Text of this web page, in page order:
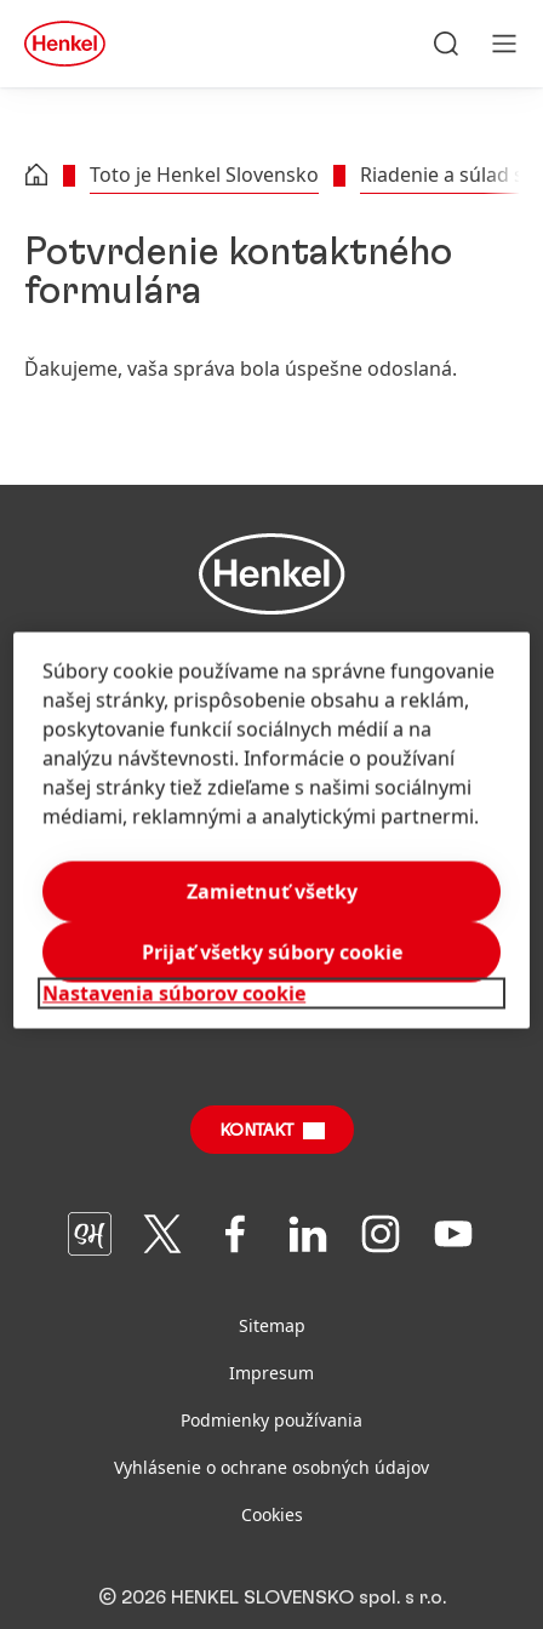
Skip to footer
quick
search
Toto je Henkel Slovensko Riadenie a súlad s
Potvrdenie kontaktného
formulára
Ďakujeme, vaša správa bola úspešne odoslaná.
Slovensko | Zmeniť webové stránky
Spoločnosť
'O spoločnosti Henkel
Značka Henkel
Fakty a čísla
Správy o udržateľnom vplyve(po anglicky)
Značky a obchodné divízie
Henkel Adhesive Technologies
Henkel Consumer Brands
SDS, TDS, RoHS, Produktové informácie
Odkazy
Pracovné miesta a žiadosti o zamestnanie
Často kladené otázky
KONTAKT
Join
us
on
Join
on
Join
Join
on
Join
on
Join
us
Sitemap
Impresum
Podmienky používania
Vyhlásenie o ochrane osobných údajov
Cookies
© 2026 HENKEL SLOVENSKO spol. s r.o.
Súbory cookie používame na správne fungovanie
našej stránky, prispôsobenie obsahu a reklám,
poskytovanie funkcií sociálnych médií a na
analýzu návštevnosti. Informácie o používaní
našej stránky tiež zdieľame s našimi sociálnymi
médiami, reklamnými a analytickými partnermi.
Nastavenia súborov cookie
Zamietnuť všetky
Prijať všetky súbory cookie